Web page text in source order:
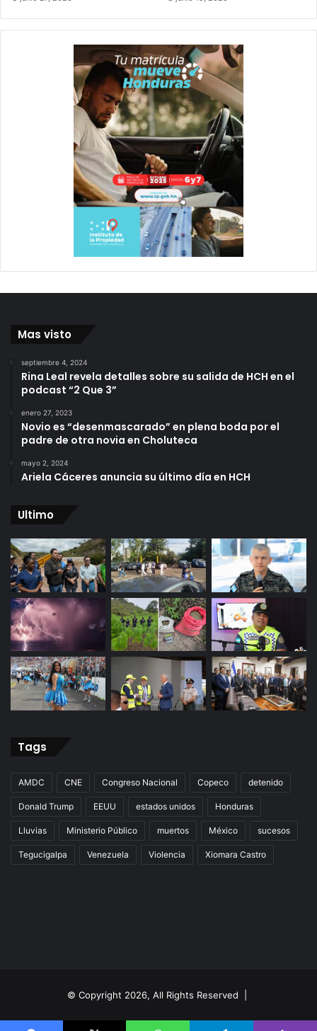
Mas visto
septiembre 4, 2024
Rina Leal revela detalles sobre su salida de HCH en el
podcast “2 Que 3”
enero 27, 2023
Novio es “desenmascarado” en plena boda por el
padre de otra novia en Choluteca
mayo 2, 2024
Ariela Cáceres anuncia su último día en HCH
Ultimo
Tags
AMDC CNE Congreso Nacional Copeco detenido
Donald Trump EEUU estados unidos Honduras
Lluvias Ministerio Público muertos México sucesos
Tegucigalpa Venezuela Violencia Xiomara Castro
© Copyright 2026, All Rights Reserved |